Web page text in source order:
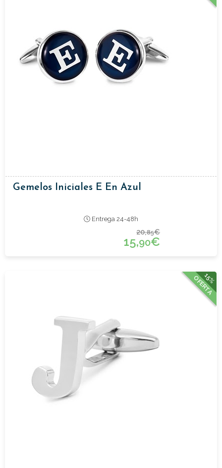
Gemelos Iniciales E En Azul
Entrega 24-48h
20,85€
15,90€
15%
OFERTA